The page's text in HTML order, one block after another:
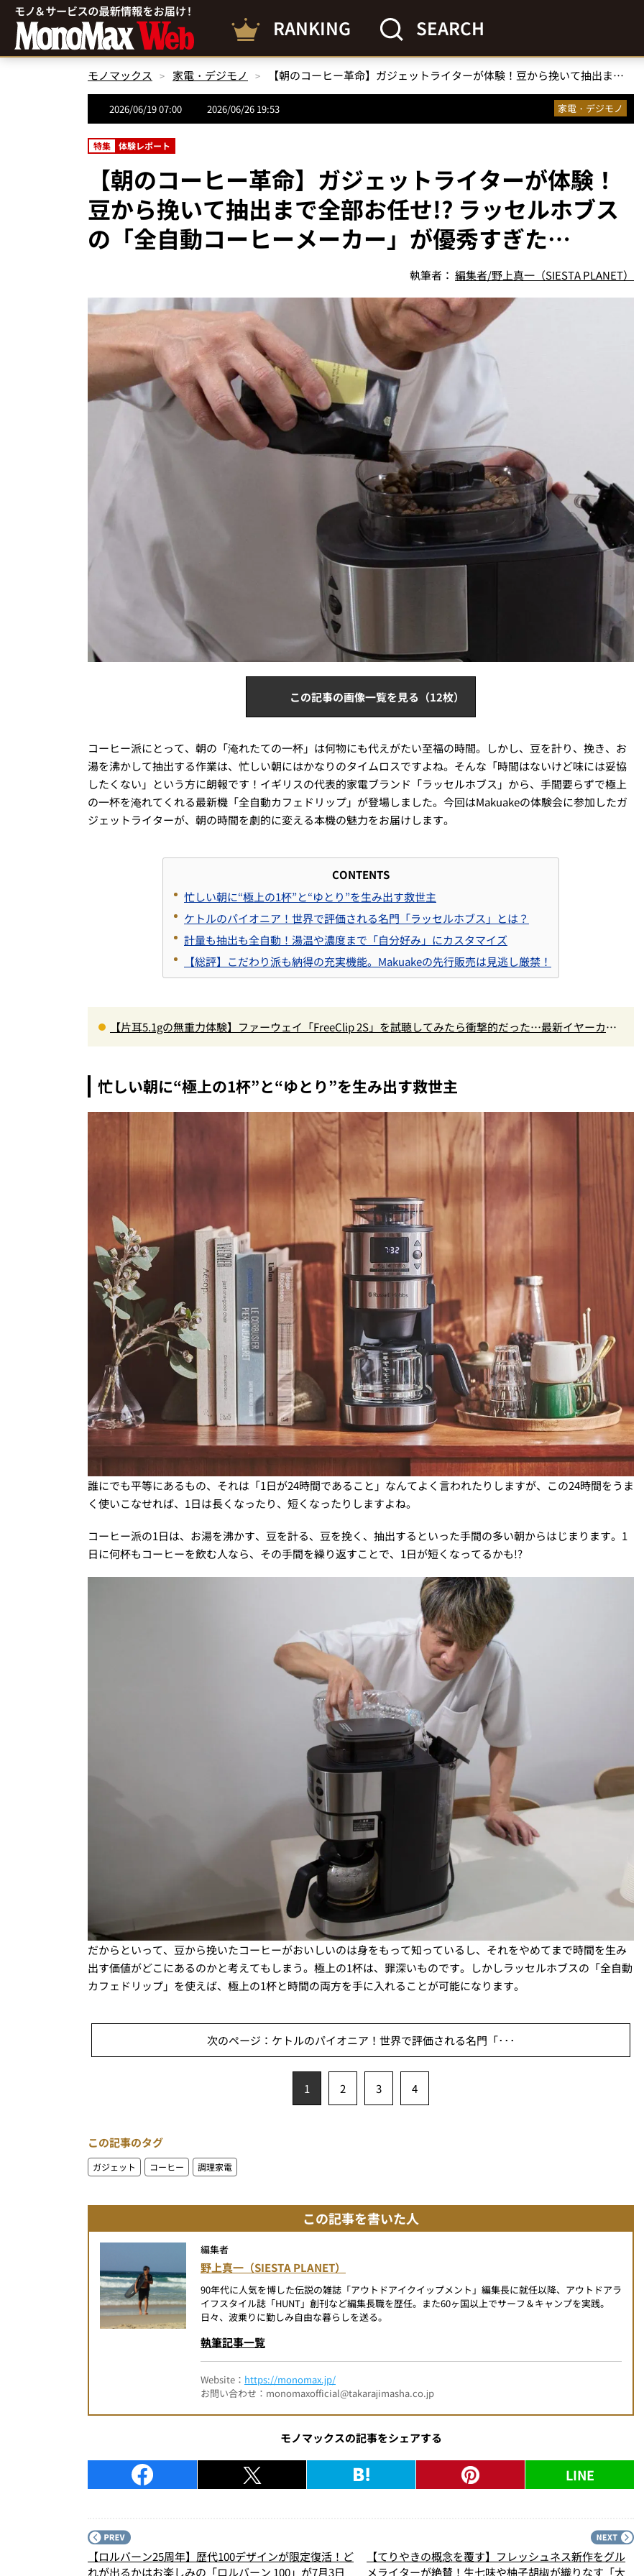
RANKING SEARCH
モノマックス 家電・デジモノ 【朝のコーヒー革命】ガジェットライターが体験！豆から挽いて抽出まで全部お任せ!? ラッセルホブスの「全自動コーヒーメーカー」が優秀すぎた…
2026/06/19 07:00 2026/06/26 19:53 家電・デジモノ
特集 体験レポート
【朝のコーヒー革命】ガジェットライターが体験！
豆から挽いて抽出まで全部お任せ!? ラッセルホブス
の「全自動コーヒーメーカー」が優秀すぎた…
執筆者： 編集者/野上真一（SIESTA PLANET）
この記事の画像一覧を見る（12枚）
コーヒー派にとって、朝の「淹れたての一杯」は何物にも代えがたい至福の時間。しかし、豆を計り、挽き、お
湯を沸かして抽出する作業は、忙しい朝にはかなりのタイムロスですよね。そんな「時間はないけど味には妥協
したくない」という方に朗報です！イギリスの代表的家電ブランド「ラッセルホブス」から、手間要らずで極上
の一杯を淹れてくれる最新機「全自動カフェドリップ」が登場しました。今回はMakuakeの体験会に参加したガ
ジェットライターが、朝の時間を劇的に変える本機の魅力をお届けします。
CONTENTS
忙しい朝に“極上の1杯”と“ゆとり”を生み出す救世主
ケトルのパイオニア！世界で評価される名門「ラッセルホブス」とは？
計量も抽出も全自動！湯温や濃度まで「自分好み」にカスタマイズ
【総評】こだわり派も納得の充実機能。Makuakeの先行販売は見逃し厳禁！
【片耳5.1gの無重力体験】ファーウェイ「FreeClip 2S」を試聴してみたら衝撃的だった…最新イヤーカフ
忙しい朝に“極上の1杯”と“ゆとり”を生み出す救世主
誰にでも平等にあるもの、それは「1日が24時間であること」なんてよく言われたりしますが、この24時間をうま
く使いこなせれば、1日は長くなったり、短くなったりしますよね。
コーヒー派の1日は、お湯を沸かす、豆を計る、豆を挽く、抽出するといった手間の多い朝からはじまります。1
日に何杯もコーヒーを飲む人なら、その手間を繰り返すことで、1日が短くなってるかも!?
だからといって、豆から挽いたコーヒーがおいしいのは身をもって知っているし、それをやめてまで時間を生み
出す価値がどこにあるのかと考えてもしまう。極上の1杯は、罪深いものです。しかしラッセルホブスの「全自動
カフェドリップ」を使えば、極上の1杯と時間の両方を手に入れることが可能になります。
次のページ：ケトルのパイオニア！世界で評価される名門「･･･
1 2 3 4
この記事のタグ
ガジェット コーヒー 調理家電
この記事を書いた人
編集者
野上真一（SIESTA PLANET）
90年代に人気を博した伝説の雑誌「アウトドアイクイップメント」編集長に就任以降、アウトドアラ
イフスタイル誌「HUNT」創刊など編集長職を歴任。また60ヶ国以上でサーフ＆キャンプを実践。
日々、波乗りに勤しみ自由な暮らしを送る。
執筆記事一覧
Website： https://monomax.jp/
お問い合わせ：monomaxofficial@takarajimasha.co.jp
モノマックスの記事をシェアする
LINE
【ロルバーン25周年】歴代100デザインが限定復活！ど
れが出るかはお楽しみの「ロルバーン 100」が7月3日
【てりやきの概念を覆す】フレッシュネス新作をグル
メライターが絶賛！生七味や柚子胡椒が織りなす「大